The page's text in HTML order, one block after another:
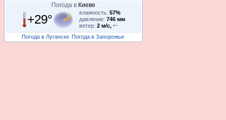
Погода в Киеве
+29° влажность: 57%
давление: 746 мм
ветер: 2 м/с,
Погода в Луганске Погода в Запорожье